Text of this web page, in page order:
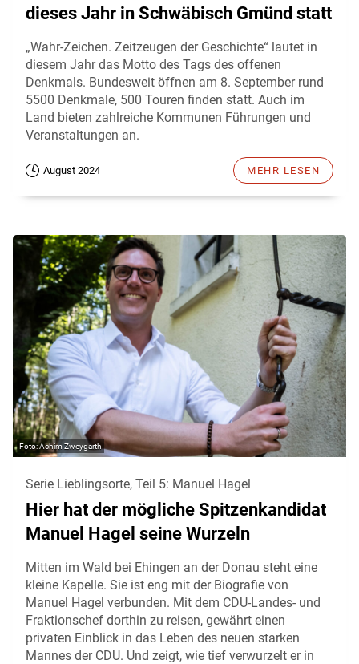
dieses Jahr in Schwäbisch Gmünd statt
„Wahr-Zeichen. Zeitzeugen der Geschichte“ lautet in
diesem Jahr das Motto des Tags des offenen
Denkmals. Bundesweit öffnen am 8. September rund
5500 Denkmale, 500 Touren finden statt. Auch im
Land bieten zahlreiche Kommunen Führungen und
Veranstaltungen an.
August 2024 MEHR LESEN
Achim Zweygarth
Serie Lieblingsorte, Teil 5: Manuel Hagel
Hier hat der mögliche Spitzenkandidat
Manuel Hagel seine Wurzeln
Mitten im Wald bei Ehingen an der Donau steht eine
kleine Kapelle. Sie ist eng mit der Biografie von
Manuel Hagel verbunden. Mit dem CDU-Landes- und
Fraktionschef dorthin zu reisen, gewährt einen
privaten Einblick in das Leben des neuen starken
Mannes der CDU. Und zeigt, wie tief verwurzelt er in